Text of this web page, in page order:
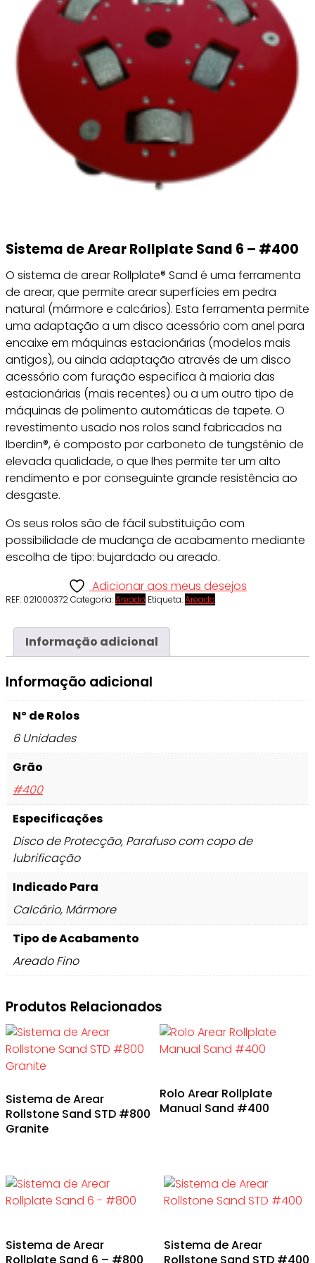
Sistema de Arear Rollplate Sand 6 – #400
O sistema de arear Rollplate® Sand é uma ferramenta
de arear, que permite arear superfícies em pedra
natural (mármore e calcários). Esta ferramenta permite
uma adaptação a um disco acessório com anel para
encaixe em máquinas estacionárias (modelos mais
antigos), ou ainda adaptação através de um disco
acessório com furação especifica à maioria das
estacionárias (mais recentes) ou a um outro tipo de
máquinas de polimento automáticas de tapete. O
revestimento usado nos rolos sand fabricados na
Iberdin®, é composto por carboneto de tungsténio de
elevada qualidade, o que lhes permite ter um alto
rendimento e por conseguinte grande resistência ao
desgaste.
Os seus rolos são de fácil substituição com
possibilidade de mudança de acabamento mediante
escolha de tipo: bujardado ou areado.
Adicionar aos meus desejos
REF: 021000372Categoria:Areado Etiqueta:Areado
Informação adicional
Informação adicional
Nº de Rolos
6 Unidades
Grão
#400
Especificações
Disco de Protecção, Parafuso com copo de
lubrificação
Indicado Para
Calcário, Mármore
Tipo de Acabamento
Areado Fino
Produtos Relacionados
Sistema de Arear
Rollstone Sand STD #800
Granite
Rolo Arear Rollplate
Manual Sand #400
Sistema de Arear
Sistema de Arear